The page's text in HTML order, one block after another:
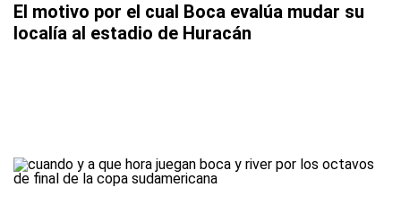
El motivo por el cual Boca evalúa mudar su
localía al estadio de Huracán